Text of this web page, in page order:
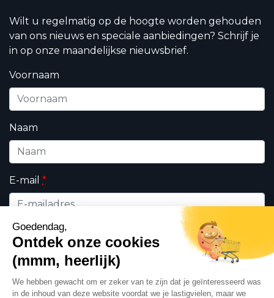
Wilt u regelmatig op de hoogte worden gehouden
van ons nieuws en speciale aanbiedingen? Schrijf je
in op onze maandelijkse nieuwsbrief.
Voornaam
Naam
E-mail *
Wie bent u ?
Ik geef DHK toestemming om de op dit formulier
ingevulde persoonsgegevens te gebruiken in